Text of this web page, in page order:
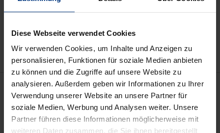
Diese Webseite verwendet Cookies
Wir verwenden Cookies, um Inhalte und Anzeigen zu
personalisieren, Funktionen für soziale Medien anbieten
zu können und die Zugriffe auf unsere Website zu
analysieren. Außerdem geben wir Informationen zu Ihrer
Verwendung unserer Website an unsere Partner für
soziale Medien, Werbung und Analysen weiter. Unsere
Partner führen diese Informationen möglicherweise mit
weiteren Daten zusammen, die Sie ihnen bereitgestellt
Hinweise zu Versandkosten
Beschreibung
Dieses Buch verfolgt als Grundgedanken der
Philosophie von Levinas die Vorgängigkeit des